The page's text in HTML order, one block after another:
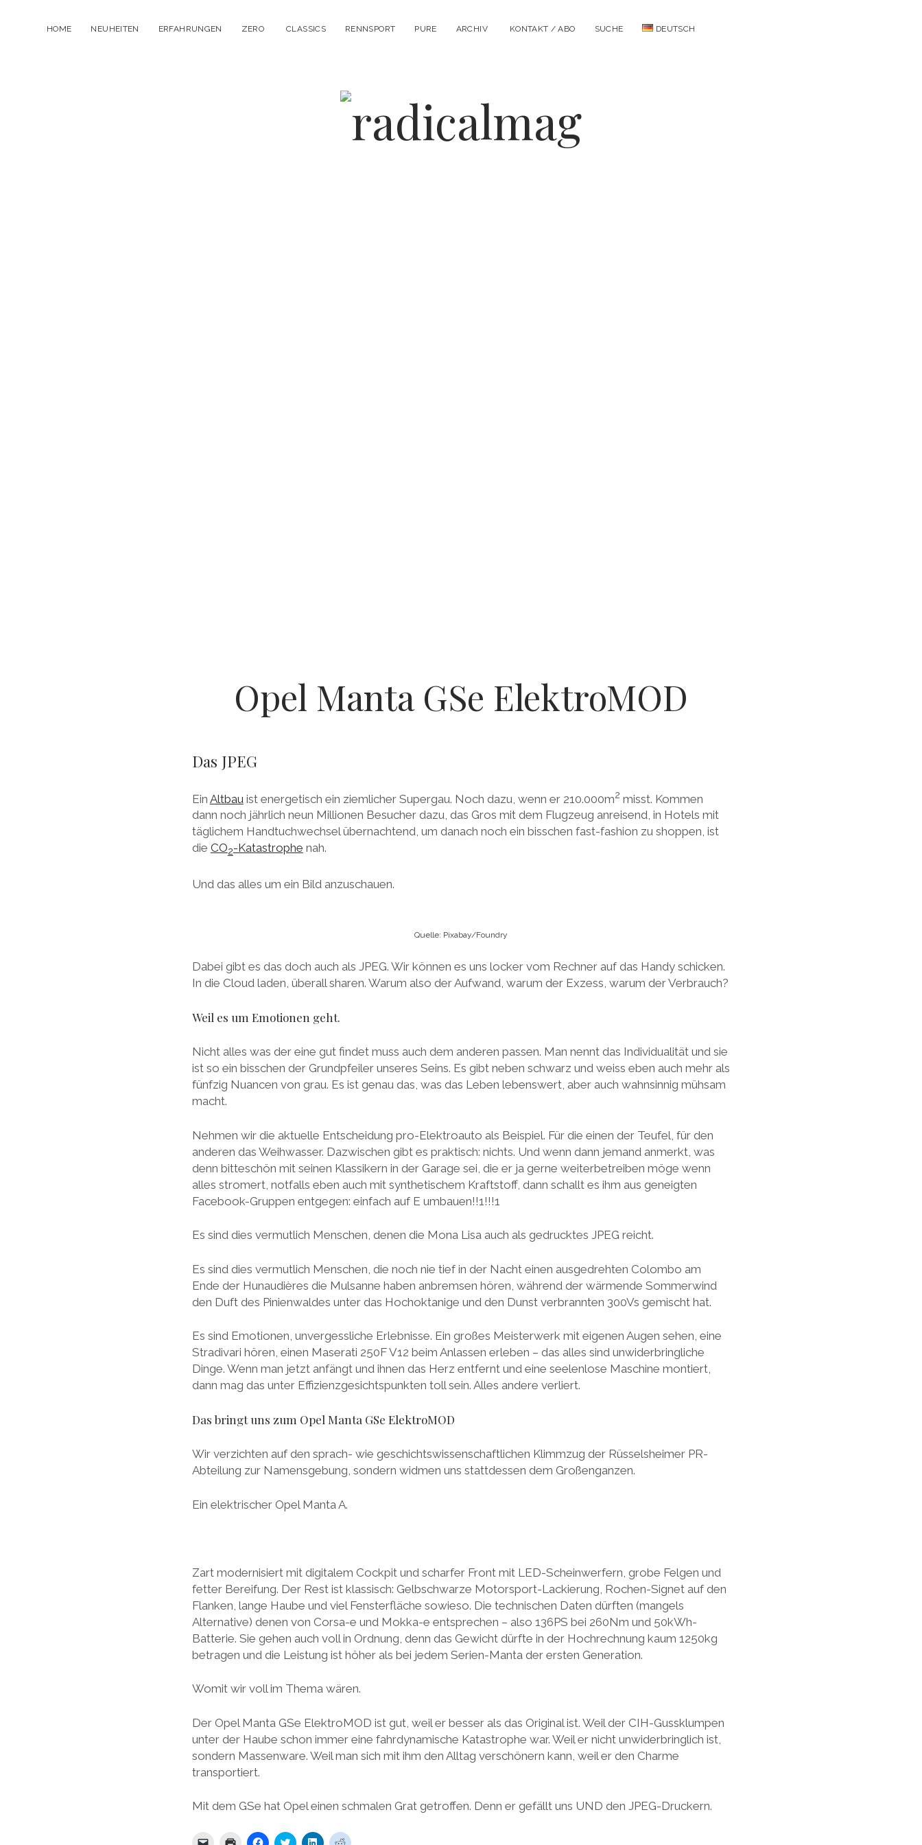
HOME NEUHEITEN ERFAHRUNGEN ZERO CLASSICS RENNSPORT PURE ARCHIV KONTAKT / ABO SUCHE DEUTSCH
radicalmag
Opel Manta GSe ElektroMOD
Das JPEG
Ein Altbau ist energetisch ein ziemlicher Supergau. Noch dazu, wenn er 210.000m2misst. Kommen
dann noch jährlich neun Millionen Besucher dazu, das Gros mit dem Flugzeug anreisend, in Hotels mit
täglichem Handtuchwechsel übernachtend, um danach noch ein bisschen fast-fashion zu shoppen, ist
die CO2-Katastrophe nah.
Und das alles um ein Bild anzuschauen.
Quelle: Pixabay/Foundry
Dabei gibt es das doch auch als JPEG. Wir können es uns locker vom Rechner auf das Handy schicken.
In die Cloud laden, überall sharen. Warum also der Aufwand, warum der Exzess, warum der Verbrauch?
Weil es um Emotionen geht.
Nicht alles was der eine gut findet muss auch dem anderen passen. Man nennt das Individualität und sie
ist so ein bisschen der Grundpfeiler unseres Seins. Es gibt neben schwarz und weiss eben auch mehr als
fünfzig Nuancen von grau. Es ist genau das, was das Leben lebenswert, aber auch wahnsinnig mühsam
macht.
Nehmen wir die aktuelle Entscheidung pro-Elektroauto als Beispiel. Für die einen der Teufel, für den
anderen das Weihwasser. Dazwischen gibt es praktisch: nichts. Und wenn dann jemand anmerkt, was
denn bitteschön mit seinen Klassikern in der Garage sei, die er ja gerne weiterbetreiben möge wenn
alles stromert, notfalls eben auch mit synthetischem Kraftstoff, dann schallt es ihm aus geneigten
Facebook-Gruppen entgegen: einfach auf E umbauen!!1!!!1
Es sind dies vermutlich Menschen, denen die Mona Lisa auch als gedrucktes JPEG reicht.
Es sind dies vermutlich Menschen, die noch nie tief in der Nacht einen ausgedrehten Colombo am
Ende der Hunaudières die Mulsanne haben anbremsen hören, während der wärmende Sommerwind
den Duft des Pinienwaldes unter das Hochoktanige und den Dunst verbrannten 300Vs gemischt hat.
Es sind Emotionen, unvergessliche Erlebnisse. Ein großes Meisterwerk mit eigenen Augen sehen, eine
Stradivari hören, einen Maserati 250F V12 beim Anlassen erleben – das alles sind unwiderbringliche
Dinge. Wenn man jetzt anfängt und ihnen das Herz entfernt und eine seelenlose Maschine montiert,
dann mag das unter Effizienzgesichtspunkten toll sein. Alles andere verliert.
Das bringt uns zum Opel Manta GSe ElektroMOD
Wir verzichten auf den sprach- wie geschichtswissenschaftlichen Klimmzug der Rüsselsheimer PR-
Abteilung zur Namensgebung, sondern widmen uns stattdessen dem Großenganzen.
Ein elektrischer Opel Manta A.
Zart modernisiert mit digitalem Cockpit und scharfer Front mit LED-Scheinwerfern, grobe Felgen und
fetter Bereifung. Der Rest ist klassisch: Gelbschwarze Motorsport-Lackierung, Rochen-Signet auf den
Flanken, lange Haube und viel Fensterfläche sowieso. Die technischen Daten dürften (mangels
Alternative) denen von Corsa-e und Mokka-e entsprechen – also 136PS bei 260Nm und 50kWh-
Batterie. Sie gehen auch voll in Ordnung, denn das Gewicht dürfte in der Hochrechnung kaum 1250kg
betragen und die Leistung ist höher als bei jedem Serien-Manta der ersten Generation.
Womit wir voll im Thema wären.
Der Opel Manta GSe ElektroMOD ist gut, weil er besser als das Original ist. Weil der CIH-Gussklumpen
unter der Haube schon immer eine fahrdynamische Katastrophe war. Weil er nicht unwiderbringlich ist,
sondern Massenware. Weil man sich mit ihm den Alltag verschönern kann, weil er den Charme
transportiert.
Mit dem GSe hat Opel einen schmalen Grat getroffen. Denn er gefällt uns UND den JPEG-Druckern.
K K K K